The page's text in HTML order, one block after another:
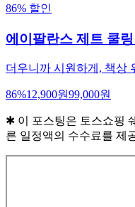
86% 할인
에이팔란스 제트 쿨
더우니까 시원하게, 책상
86%12,900원99,000원
✱ 이 포스팅은 토스쇼핑
른 일정액의 수수료를 제